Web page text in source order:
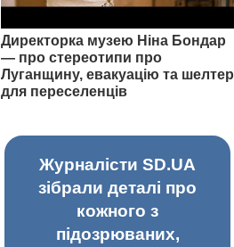
Директорка музею Ніна Бондар
— про стереотипи про
Луганщину, евакуацію та шелтер
для переселенців
Журналісти SD.UA
зібрали деталі про
кожного з
підозрюваних,